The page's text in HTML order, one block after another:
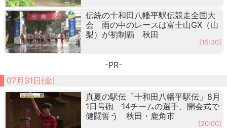
伝統の十和田八幡平駅伝競走全国大
会 雨の中のレースは富士山GX（山
梨）が初制覇 秋田
[15:30]
-PR-
07月31日(金)
真夏の駅伝「十和田八幡平駅伝」8月
1日号砲 14チームの選手、開会式で
健闘誓う 秋田・鹿角市
[20:00]